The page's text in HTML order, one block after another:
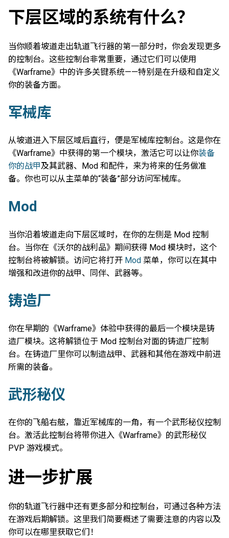
下层区域的系统有什么？
当你顺着坡道走出轨道飞行器的第一部分时，你会发现更多
的控制台。这些控制台非常重要，通过它们可以使用
《Warframe》中的许多关键系统——特别是在升级和自定义
你的装备方面。
军械库
从坡道进入下层区域后直行，便是军械库控制台。这是你在
《Warframe》中获得的第一个模块，激活它可以让你装备
你的战甲及其武器、Mod 和配件，来为将来的任务做准
备。你也可以从主菜单的“装备”部分访问军械库。
Mod
当你沿着坡道走向下层区域时，在你的左侧是 Mod 控制
台。当你在《沃尔的战利品》期间获得 Mod 模块时，这个
控制台将被解锁。访问它将打开 Mod 菜单，你可以在其中
增强和改进你的战甲、同伴、武器等。
铸造厂
你在早期的《Warframe》体验中获得的最后一个模块是铸
造厂模块。这将解锁位于 Mod 控制台对面的铸造厂控制
台。在铸造厂里你可以制造战甲、武器和其他在游戏中前进
所需的装备。
武形秘仪
在你的飞船右舷，靠近军械库的一角，有一个武形秘仪控制
台。激活此控制台将带你进入《Warframe》的武形秘仪
PVP 游戏模式。
进一步扩展
你的轨道飞行器中还有更多部分和控制台，可通过各种方法
在游戏后期解锁。这里我们简要概述了需要注意的内容以及
你可以在哪里获取它们！